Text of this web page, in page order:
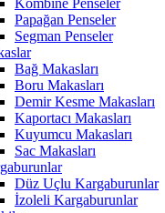
Kombine Penseler
Papağan Penseler
Segman Penseler
Bağ Makasları
Boru Makasları
Demir Kesme Makasları
Kaportacı Makasları
Kuyumcu Makasları
Sac Makasları
Düz Uçlu Kargaburunlar
İzoleli Kargaburunlar